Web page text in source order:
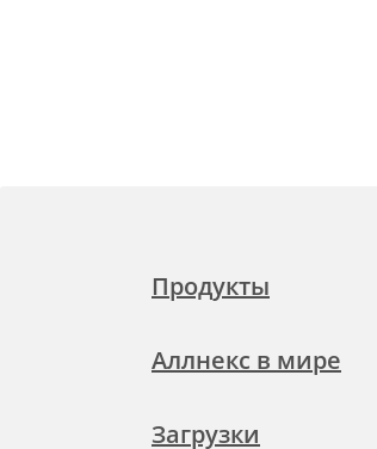
Продукты
Аллнекс в мире
Загрузки